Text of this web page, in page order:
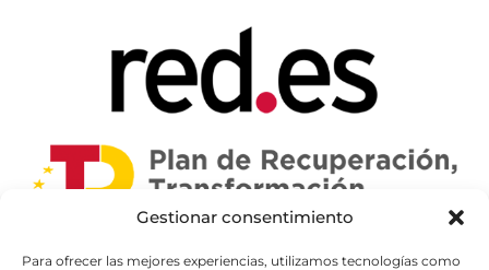
Gestionar consentimiento
Para ofrecer las mejores experiencias, utilizamos tecnologías como